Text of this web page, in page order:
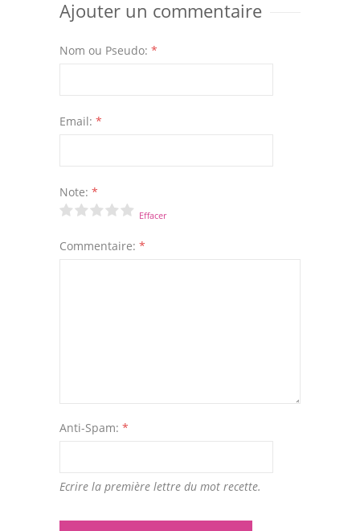
Ajouter un commentaire
Nom ou Pseudo: *
Email: *
Note: *
Effacer
Commentaire: *
Anti-Spam: *
Ecrire la première lettre du mot recette.